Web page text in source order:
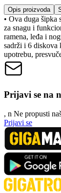
Opis proizvoda
• Ova duga šipka
za snagu i
ramena, leđa i
sadrži i 6 diskova
upotrebu,
Prijavi se na
, n Ne propusti
Prijavi se